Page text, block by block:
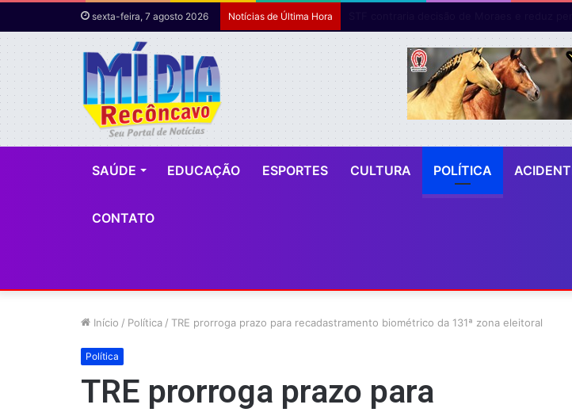
sexta-feira, 7 agosto 2026 Notícias de Última Hora
SAÚDE EDUCAÇÃO ESPORTES CULTURA POLÍTICA
CONTATO
Início / Política / TRE prorroga prazo para recadastramento biométrico da 131ª zona eleitoral
Política
TRE prorroga prazo para